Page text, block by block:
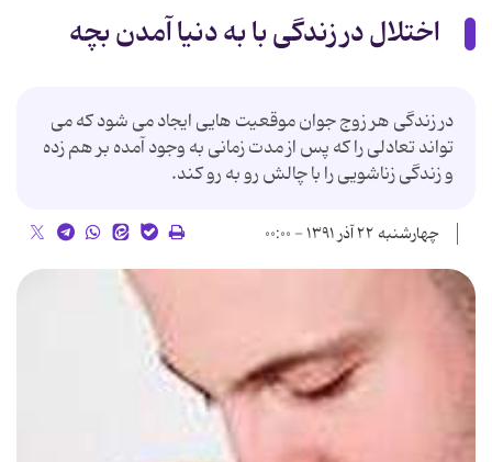
اختلال در زندگی با به دنیا آمدن بچه
در زندگی هر زوج جوان موقعیت هایی ایجاد می شود که می
تواند تعادلی را که پس از مدت زمانی به وجود آمده بر هم زده
و زندگی زناشویی را با چالش رو به رو کند.
چهارشنبه ۲۲ آذر ۱۳۹۱ - ۰۰:۰۰